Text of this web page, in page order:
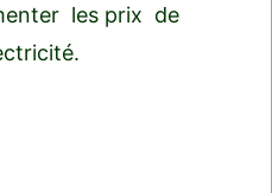
les prix de